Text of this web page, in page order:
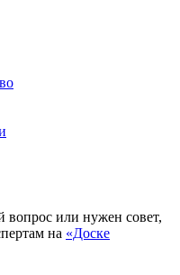
или нужен совет,
на «Доске